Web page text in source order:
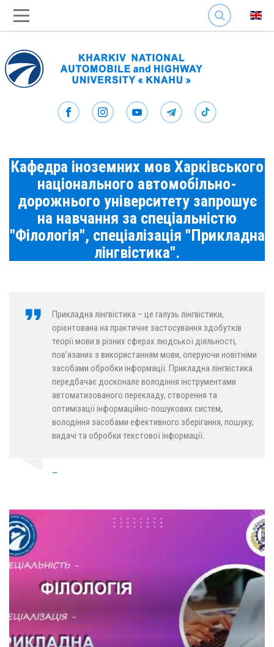
SEARCH
Кафедра іноземних мов Харківського
національного автомобільно-
дорожнього університету запрошує
на навчання за спеціальністю
"Філологія", спеціалізація "Прикладна
лінгвістика".
Прикладна лінгвістика – це галузь лінгвістики,
орієнтована на практичне застосування здобутків
теорії мови в різних сферах людської діяльності,
пов’язаних з використанням мови, оперуючи новітніми
засобами обробки інформації. Прикладна лінгвістика
передбачає досконале володіння інструментами
автоматизованого перекладу, створення та
оптимізації інформаційно-пошукових систем,
володіння засобами ефективного зберігання, пошуку,
видачі та обробки текстової інформації.